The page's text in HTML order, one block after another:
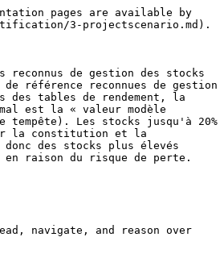
pages are available by
3-projectscenario.md).
de gestion des stocks
référence reconnues de gestion
des tables de rendement, la
est la « valeur modèle
Les stocks jusqu'à 20%
la constitution et la
des stocks plus élevés
en raison du risque de perte.
navigate, and reason over